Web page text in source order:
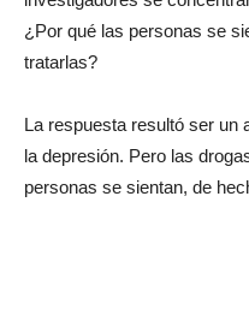
¿Por qué las personas se
tratarlas?
La respuesta resultó ser un
la depresión. Pero las
personas se sientan, de